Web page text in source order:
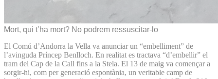
Mort, qui t’ha mort? No podrem ressuscitar-lo
El Comú d’Andorra la Vella va anunciar un “embelliment” de
l’avinguda Príncep Benlloch. En realitat es tractava “d’embellir” el
tram del Cap de la Call fins a la Stela. El 13 de maig va començar a
sorgir-hi, com per generació espontània, un veritable camp de